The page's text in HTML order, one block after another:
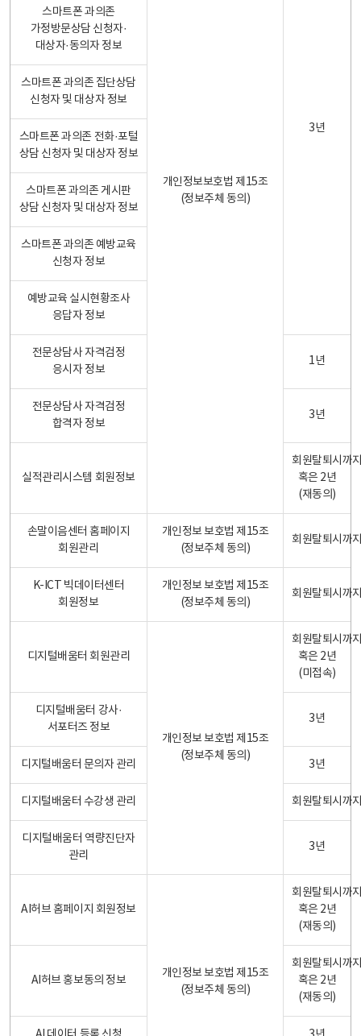
개인정보보호법 제15조
(정보주체 동의)
3년
스마트폰 과의존
가정방문상담 신청자·
대상자·동의자 정보
스마트폰 과의존 집단상담
신청자 및 대상자 정보
스마트폰 과의존 전화·포털
상담 신청자 및 대상자 정보
스마트폰 과의존 게시판
상담 신청자 및 대상자 정보
스마트폰 과의존 예방교육
신청자 정보
예방교육 실시현황조사
응답자 정보
전문상담사 자격검정
응시자 정보
1년
전문상담사 자격검정
합격자 정보
3년
실적관리시스템 회원정보
회원탈퇴시까
혹은 2년
(재동의)
손말이음센터 홈페이지
회원관리
개인정보 보호법 제15조
(정보주체 동의)
회원탈퇴시까
K-ICT 빅데이터센터
회원정보
개인정보 보호법 제15조
(정보주체 동의)
회원탈퇴시까
디지털배움터 회원관리
개인정보 보호법 제15조
(정보주체 동의)
회원탈퇴시까
혹은 2년
(미접속)
디지털배움터 강사·
서포터즈 정보
3년
디지털배움터 문의자 관리 3년
디지털배움터 수강생 관리 회원탈퇴시까
디지털배움터 역량진단자
관리
3년
AI허브 홈페이지 회원정보
개인정보 보호법 제15조
(정보주체 동의)
회원탈퇴시까
혹은 2년
(재동의)
AI허브 홍보동의 정보
회원탈퇴시까
혹은 2년
(재동의)